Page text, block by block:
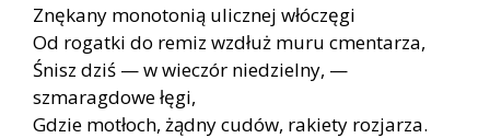
Znękany monotonią ulicznej włóczęgi
Od rogatki do remiz wzdłuż muru cmentarza,
Śnisz dziś — w wieczór niedzielny, —
szmaragdowe łęgi,
Gdzie motłoch, żądny cudów, rakiety rozjarza.